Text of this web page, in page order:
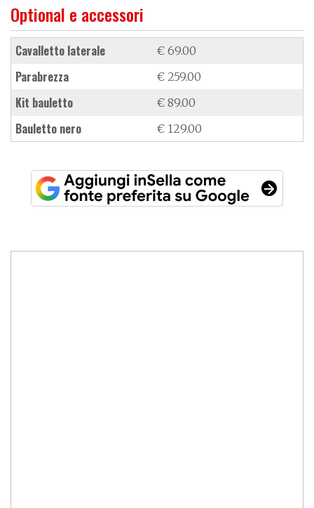
Optional e accessori
cavalletto laterale € 69.00
parabrezza € 259.00
kit bauletto € 89.00
bauletto nero € 129.00